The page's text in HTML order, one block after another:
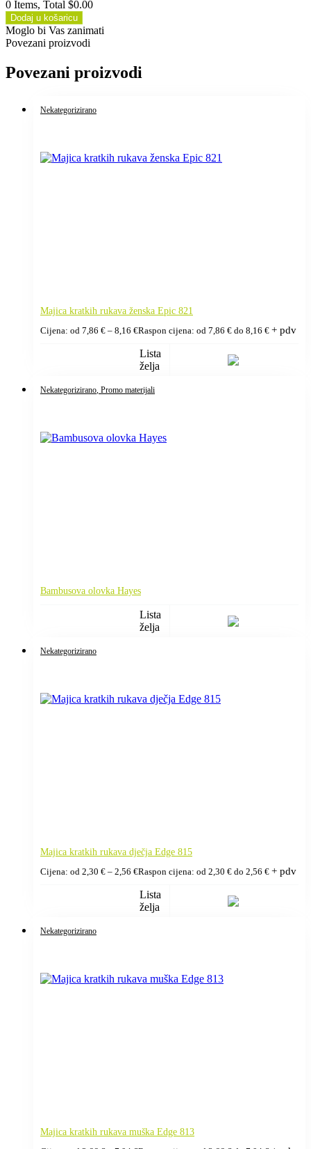
0 Items, Total $0.00
Dodaj u košaricu
Moglo bi Vas zanimati
Povezani proizvodi
Povezani proizvodi
Nekategorizirano
Majica kratkih rukava ženska Epic 821
Cijena: od 7,86 € – 8,16 €Raspon cijena: od 7,86 € do 8,16 € + pdv
Lista
želja
Nekategorizirano , Promo materijali
Bambusova olovka Hayes
Lista
želja
Nekategorizirano
Majica kratkih rukava dječja Edge 815
Cijena: od 2,30 € – 2,56 €Raspon cijena: od 2,30 € do 2,56 € + pdv
Lista
želja
Nekategorizirano
Majica kratkih rukava muška Edge 813